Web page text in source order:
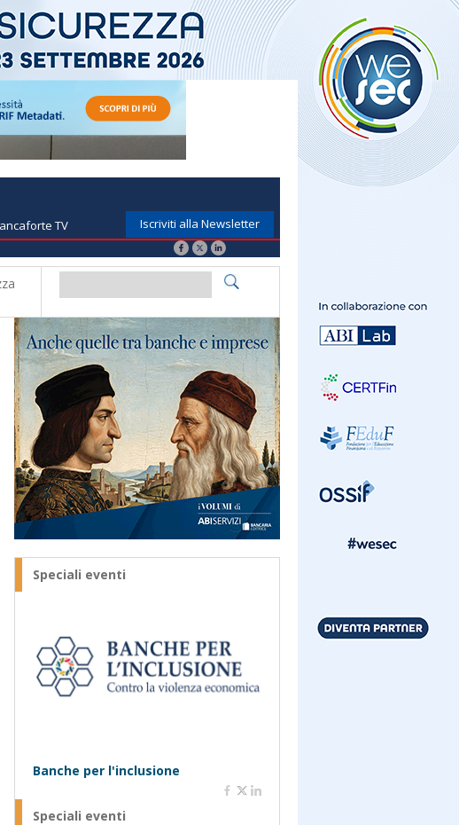
TV Iscriviti alla Newsletter
Speciali eventi
Banche per l'inclusione
Speciali eventi